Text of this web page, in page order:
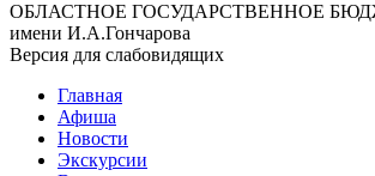
ОБЛАСТНОЕ ГОСУДАРСТВЕННОЕ
имени И.А.Гончарова
Версия для слабовидящих
Главная
Афиша
Новости
Экскурсии